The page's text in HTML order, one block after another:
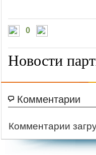
0
Новости
Комментарии
Комментарии